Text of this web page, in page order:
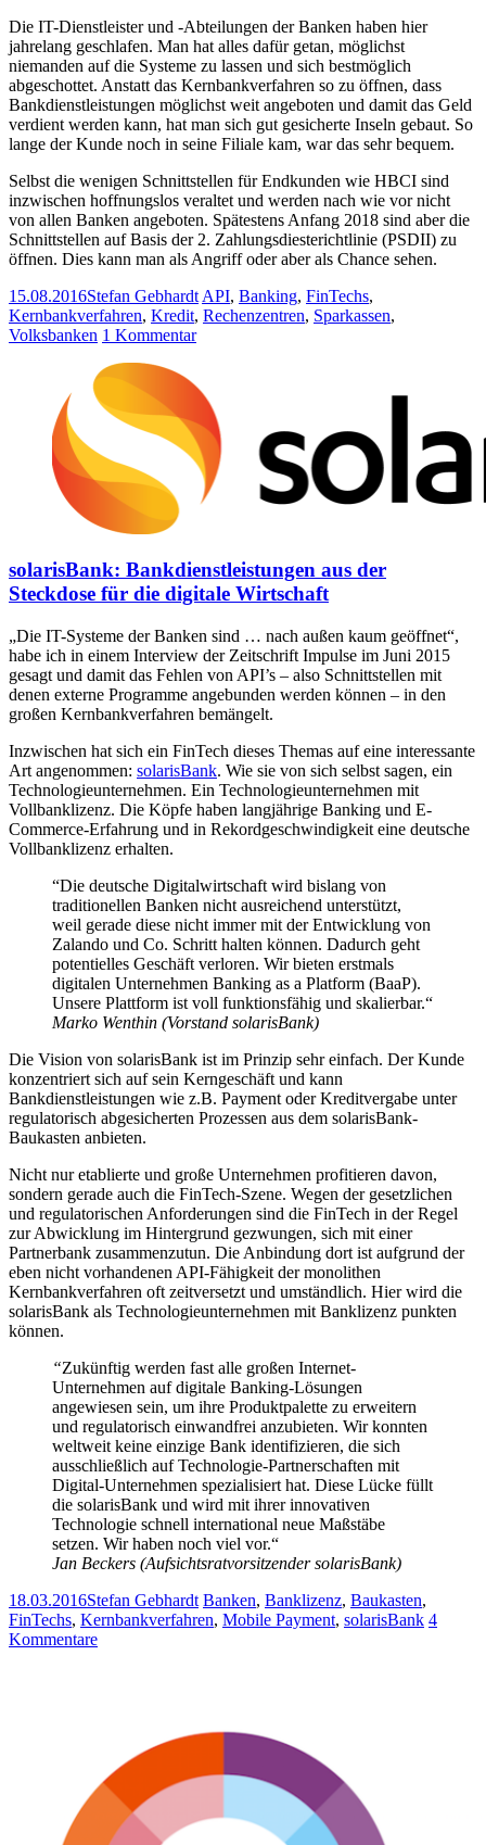
Die IT-Dienstleister und -Abteilungen der Banken haben hier
jahrelang geschlafen. Man hat alles dafür getan, möglichst
niemanden auf die Systeme zu lassen und sich bestmöglich
abgeschottet. Anstatt das Kernbankverfahren so zu öffnen, dass
Bankdienstleistungen möglichst weit angeboten und damit das Geld
verdient werden kann, hat man sich gut gesicherte Inseln gebaut. So
lange der Kunde noch in seine Filiale kam, war das sehr bequem.
Selbst die wenigen Schnittstellen für Endkunden wie HBCI sind
inzwischen hoffnungslos veraltet und werden nach wie vor nicht
von allen Banken angeboten. Spätestens Anfang 2018 sind aber die
Schnittstellen auf Basis der 2. Zahlungsdiesterichtlinie (PSDII) zu
öffnen. Dies kann man als Angriff oder aber als Chance sehen.
15.08.2016Stefan Gebhardt API, Banking, FinTechs,
Kernbankverfahren, Kredit, Rechenzentren, Sparkassen,
Volksbanken 1 Kommentar
solarisBank: Bankdienstleistungen aus der
Steckdose für die digitale Wirtschaft
„Die IT-Systeme der Banken sind … nach außen kaum geöffnet“,
habe ich in einem Interview der Zeitschrift Impulse im Juni 2015
gesagt und damit das Fehlen von API’s – also Schnittstellen mit
denen externe Programme angebunden werden können – in den
großen Kernbankverfahren bemängelt.
Inzwischen hat sich ein FinTech dieses Themas auf eine interessante
Art angenommen: solarisBank. Wie sie von sich selbst sagen, ein
Technologieunternehmen. Ein Technologieunternehmen mit
Vollbanklizenz. Die Köpfe haben langjährige Banking und E-
Commerce-Erfahrung und in Rekordgeschwindigkeit eine deutsche
Vollbanklizenz erhalten.
“Die deutsche Digitalwirtschaft wird bislang von
traditionellen Banken nicht ausreichend unterstützt,
weil gerade diese nicht immer mit der Entwicklung von
Zalando und Co. Schritt halten können. Dadurch geht
potentielles Geschäft verloren. Wir bieten erstmals
digitalen Unternehmen Banking as a Platform (BaaP).
Unsere Plattform ist voll funktionsfähig und skalierbar.“
Marko Wenthin (Vorstand solarisBank)
Die Vision von solarisBank ist im Prinzip sehr einfach. Der Kunde
konzentriert sich auf sein Kerngeschäft und kann
Bankdienstleistungen wie z.B. Payment oder Kreditvergabe unter
regulatorisch abgesicherten Prozessen aus dem solarisBank-
Baukasten anbieten.
Nicht nur etablierte und große Unternehmen profitieren davon,
sondern gerade auch die FinTech-Szene. Wegen der gesetzlichen
und regulatorischen Anforderungen sind die FinTech in der Regel
zur Abwicklung im Hintergrund gezwungen, sich mit einer
Partnerbank zusammenzutun. Die Anbindung dort ist aufgrund der
eben nicht vorhandenen API-Fähigkeit der monolithen
Kernbankverfahren oft zeitversetzt und umständlich. Hier wird die
solarisBank als Technologieunternehmen mit Banklizenz punkten
können.
“Zukünftig werden fast alle großen Internet-
Unternehmen auf digitale Banking-Lösungen
angewiesen sein, um ihre Produktpalette zu erweitern
und regulatorisch einwandfrei anzubieten. Wir konnten
weltweit keine einzige Bank identifizieren, die sich
ausschließlich auf Technologie-Partnerschaften mit
Digital-Unternehmen spezialisiert hat. Diese Lücke füllt
die solarisBank und wird mit ihrer innovativen
Technologie schnell international neue Maßstäbe
setzen. Wir haben noch viel vor.“
Jan Beckers (Aufsichtsratvorsitzender solarisBank)
18.03.2016Stefan Gebhardt Banken, Banklizenz, Baukasten,
FinTechs, Kernbankverfahren, Mobile Payment, solarisBank 4
Kommentare